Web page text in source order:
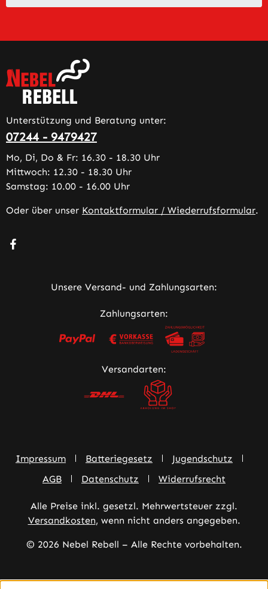
Unterstützung und Beratung unter:
07244 - 9479427
Mo, Di, Do & Fr: 16.30 - 18.30 Uhr
Mittwoch: 12.30 - 18.30 Uhr
Samstag: 10.00 - 16.00 Uhr
Oder über unser Kontaktformular / Wiederrufsformular.
Besuche uns auf Facebook – öffnet in neuem Tab
Unsere Versand- und Zahlungsarten:
Zahlungsarten:
Versandarten:
Impressum Batteriegesetz
Jugendschutz
AGB
Datenschutz Widerrufsrecht
Alle Preise inkl. gesetzl. Mehrwertsteuer zzgl.
Versandkosten, wenn nicht anders angegeben.
© 2026 Nebel Rebell – Alle Rechte vorbehalten.